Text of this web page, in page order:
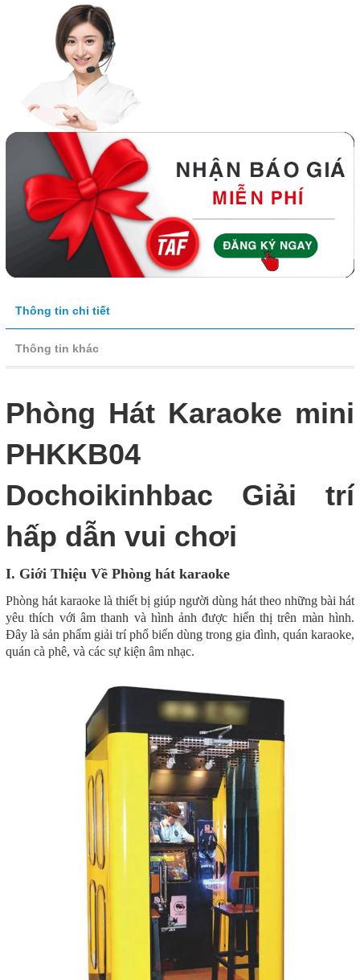
Thông tin chi tiết
Thông tin khác
Phòng Hát Karaoke mini
PHKKB04
Dochoikinhbac Giải trí
hấp dẫn vui chơi
I. Giới Thiệu Về Phòng hát karaoke
Phòng hát karaoke là thiết bị giúp người dùng hát theo những bài hát
yêu thích với âm thanh và hình ảnh được hiển thị trên màn hình.
Đây là sản phẩm giải trí phổ biến dùng trong gia đình, quán karaoke,
quán cà phê, và các sự kiện âm nhạc.